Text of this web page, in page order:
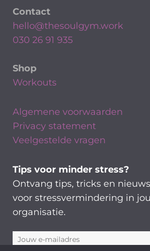
Contact
hello@thesoulgym.work
030 26 91 935
Shop
Workouts
Algemene voorwaarden
Privacy statement
Veelgestelde vragen
Tips voor minder stress?
Ontvang tips, tricks en
voor stressvermindering in
organisatie.